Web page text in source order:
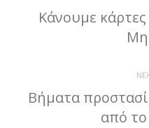
Κάνουμε
Βήματα
από